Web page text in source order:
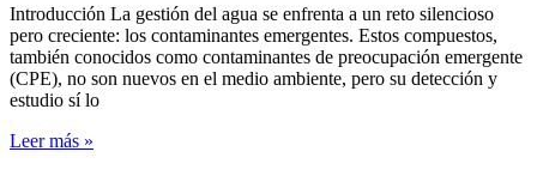
Introducción La gestión del agua se enfrenta a un reto silencioso
pero creciente: los contaminantes emergentes. Estos compuestos,
también conocidos como contaminantes de preocupación emergente
(CPE), no son nuevos en el medio ambiente, pero su detección y
estudio sí lo
Leer más »